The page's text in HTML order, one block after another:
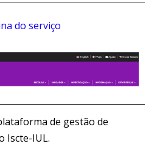
do serviço
de gestão de
Iscte-IUL.